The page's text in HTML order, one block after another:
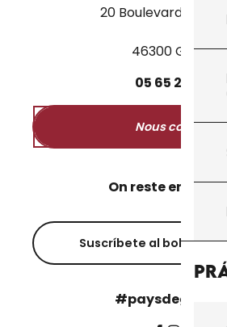
20 Boulevard des
46300
05 65 27 50
Nous contacter
On reste en
Suscríbete al boletín